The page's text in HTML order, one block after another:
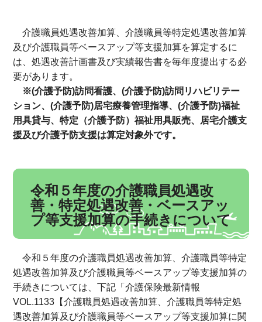
介護職員処遇改善加算、介護職員等特定処遇改善加算
及び介護職員等ベースアップ等支援加算を算定するに
は、処遇改善計画書及び実績報告書を毎年度提出する必
要があります。
※(介護予防)訪問看護、(介護予防)訪問リハビリテー
ション、(介護予防)居宅療養管理指導、(介護予防)福祉
用具貸与、特定（介護予防）福祉用具販売、居宅介護支
援及び介護予防支援は算定対象外です。
令和５年度の介護職員処遇改
善・特定処遇改善・ベースアッ
プ等支援加算の手続きについて
令和５年度の介護職員処遇改善加算、介護職員等特定
処遇改善加算及び介護職員等ベースアップ等支援加算の
手続きについては、下記「介護保険最新情報
VOL.1133【介護職員処遇改善加算、介護職員等特定処
遇改善加算及び介護職員等ベースアップ等支援加算に関